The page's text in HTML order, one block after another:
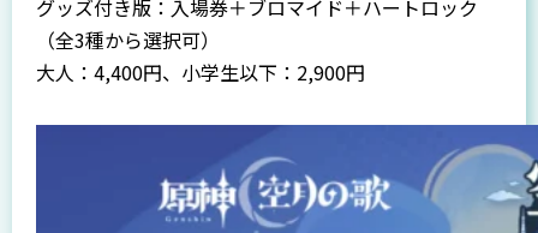
グッズ付き版：入場券＋ブロマイド＋ハートロック
（全3種から選択可）
大人：4,400円、小学生以下：2,900円